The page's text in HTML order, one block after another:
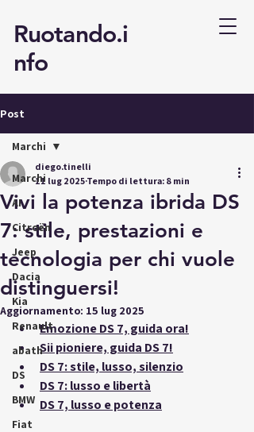
Ruotando.i
nfo
Post
Marchi
AI
Citroën
Jeep
Dacia
Kia
Renault
abath
DS
BMW
Fiat
Marchi
Vivi la potenza ibrida DS
7: stile, prestazioni e
tecnologia per chi vuole
distinguersi!
diego.tinelli
11 lug 2025Tempo di lettura: 8 min
Aggiornamento: 15 lug 2025
Emozione DS 7, guida ora!
Sii pioniere, guida DS 7!
DS 7: stile, lusso, silenzio
DS 7: lusso e libertà
DS 7, lusso e potenza